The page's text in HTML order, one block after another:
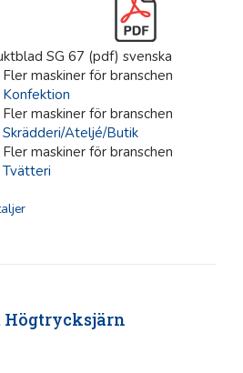
SG 67 (pdf) svenska
Fler maskiner för branschen
Konfektion
Fler maskiner för branschen
Skrädderi/Ateljé/Butik
Fler maskiner för branschen
Tvätteri
Högtrycksjärn